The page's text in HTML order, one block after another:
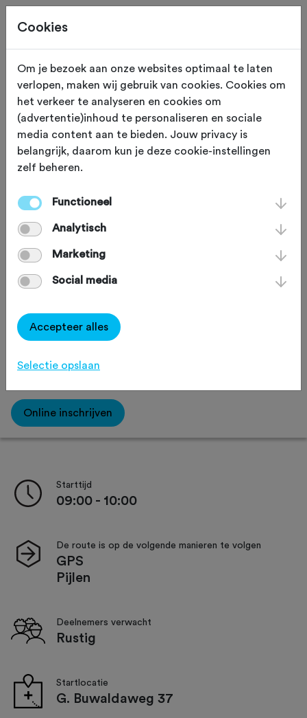
ZONDAG 25 OKT Jipsingbourtange (Groningen)
Westerwolde ATB
tocht 2026
Mountainbike
Favoriet
Omgeving
Online inschrijven
Starttijd
09:00 - 10:00
De route is op de volgende manieren te volgen
GPS
Pijlen
Deelnemers verwacht
Rustig
Startlocatie
G. Buwaldaweg 37
Cookies
Om je bezoek aan onze websites optimaal te laten
verlopen, maken wij gebruik van cookies. Cookies om
het verkeer te analyseren en cookies om
(advertentie)inhoud te personaliseren en sociale
media content aan te bieden. Jouw privacy is
belangrijk, daarom kun je deze cookie-instellingen
zelf beheren.
Functioneel
Analytisch
Marketing
Social media
Accepteer alles
Selectie opslaan